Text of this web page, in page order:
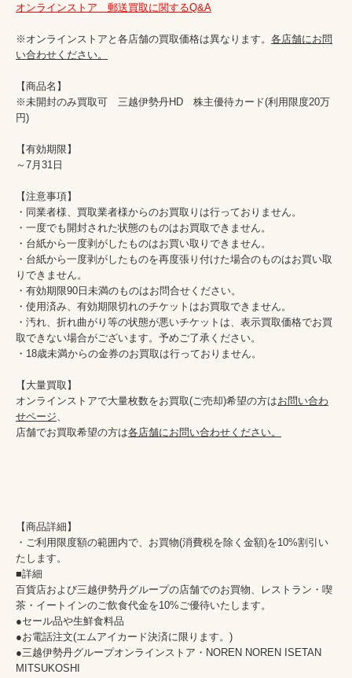
オンラインストア　郵送買取に関するQ&A
※オンラインストアと各店舗の買取価格は異なります。 各店舗にお問
い合わせください。
【商品名】
※未開封のみ買取可　三越伊勢丹HD　株主優待カード(利用限度20万
円)
【有効期限】
～7月31日
【注意事項】
・同業者様、買取業者様からのお買取りは行っておりません。
・一度でも開封された状態のものはお買取できません。
・台紙から一度剥がしたものはお買い取りできません。
・台紙から一度剥がしたものを再度張り付けた場合のものはお買い取
りできません。
・有効期限90日未満のものはお問合せください。
・使用済み、有効期限切れのチケットはお買取できません。
・汚れ、折れ曲がり等の状態が悪いチケットは、表示買取価格でお買
取できない場合がございます。予めご了承ください。
・18歳未満からの金券のお買取は行っておりません。
【大量買取】
オンラインストアで大量枚数をお買取(ご売却)希望の方はお問い合わ
せページ、
店舗でお買取希望の方は各店舗にお問い合わせください。
【商品詳細】
・ご利用限度額の範囲内で、お買物(消費税を除く金額)を10%割引い
たします。
■詳細
百貨店および三越伊勢丹グループの店舗でのお買物、レストラン・喫
茶・イートインのご飲食代金を10%ご優待いたします。
●セール品や生鮮食料品
●お電話注文(エムアイカード決済に限ります。)
●三越伊勢丹グループオンラインストア・NOREN NOREN ISETAN
MITSUKOSHI